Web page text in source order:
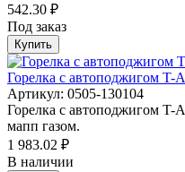
542.30 ₽
Под заказ
Купить
Горелка с автоподжигом T-A
Артикул: 0505-130104
Горелка с автоподжигом T-
мапп газом.
1 983.02 ₽
В наличии